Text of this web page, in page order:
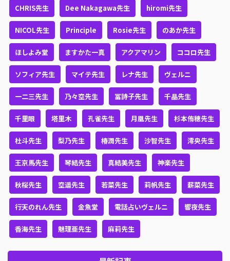
CHRIS先生 Dee Nakagawa先生 hiromi先生
NICOL先生 Principle Rosie先生 のあか先生
ほしよみ堂 ますかた一真 アクアマリン ココロ先生
ソフィア先生 マイテ先生 レナ先生 ヴェルニ
一二三先生 乃々空先生 冨詩子先生 千晶先生
千里眼 塔里木 孔雀先生 月凰先生 杉本侑穂先生
杜斗先生 梨乃先生 椿潤先生 沙智先生 澪央先生
王京馬先生 琴結先生 真結美先生 神楽先生
秋桜先生 空遥先生 若菜先生 莉帆先生 薪菜先生
行天のれん先生 金魚堂 電話占いヴェルニ 響夜先生
香海先生 魅理亜先生 麻莉先生